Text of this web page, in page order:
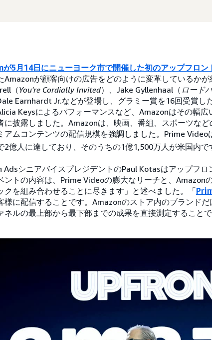
5月14日にニューヨーク市で開催した初のアップフロン
Amazonが顧客向けの広告をどのように変革しているか
（You're Cordially Invited）、Jake Gyllenhaal（ ロード
Earnhardt Jr.などが登場し、グラミー賞を16回受賞
Keysによるパフォーマンスなど、Amazonはその幅
に披露しました。Amazonは、映画、番組、スポーツな
アムコンテンツの配信規模を強調しました。Prime
2億人に達しており、そのうちの1億1,500万人が米国内で
AdsシニアバイスプレジデントのPaul Kotasはアップフ
ントの内容は、Prime Videoの膨大なリーチと、Amazon
クを組み合わせることに尽きます」と述べました。「
様に配信することです。Amazonのストア内のブランド
ネルの最上部から最下部までの成果を直接測定することで